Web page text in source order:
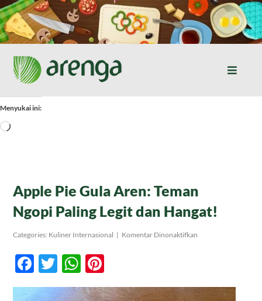
Skip
to
content
Toggle
Home
Tentang Kami
Produk
Kontak
Menyukai ini:
Memuat...
Apple Pie Gula Aren: Teman
Ngopi Paling Legit dan Hangat!
Categories: Kuliner Internasional | Komentar Dinonaktifkan
Ngopi
Facebook
TwitterWhatsApp